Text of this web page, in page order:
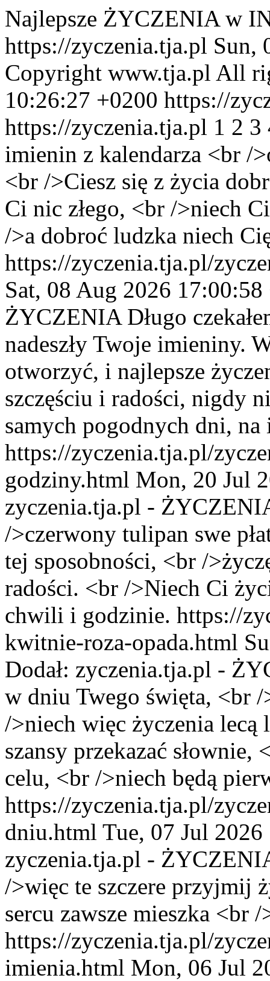
Najlepsze ŻYCZENIA w
https://zyczenia.tja.pl Sun,
Copyright www.tja.pl All
10:26:27 +0200 https://
https://zyczenia.tja.pl 1 2 3
imienin z kalendarza <br /
<br />Ciesz się z życia
Ci nic złego, <br />niech
/>a dobroć ludzka niech
https://zyczenia.tja.pl/
Sat, 08 Aug 2026 17:00:58
ŻYCZENIA Długo
nadeszły Twoje imieniny.
otworzyć, i najlepsze
szczęściu i radości, nigdy
samych pogodnych dni,
https://zyczenia.tja.pl/
godziny.html Mon, 20 Jul
zyczenia.tja.pl -
/>czerwony tulipan swe
tej sposobności, <br /
radości. <br />Niech Ci
chwili i godzinie. https://
kwitnie-roza-opada.html
Dodał: zyczenia.tja.pl -
w dniu Twego święta, <br /
/>niech więc życzenia
szansy przekazać
celu, <br />niech będą
https://zyczenia.tja.pl/
dniu.html Tue, 07 Jul
zyczenia.tja.pl -
/>więc te szczere przyjmij
sercu zawsze mieszka <br
https://zyczenia.tja.pl/
imienia.html Mon, 06 Jul